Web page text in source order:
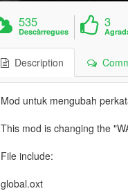
535
Descàrregues
3
Description
Mod untuk mengubah
This mod is changing the
File include:
global.oxt